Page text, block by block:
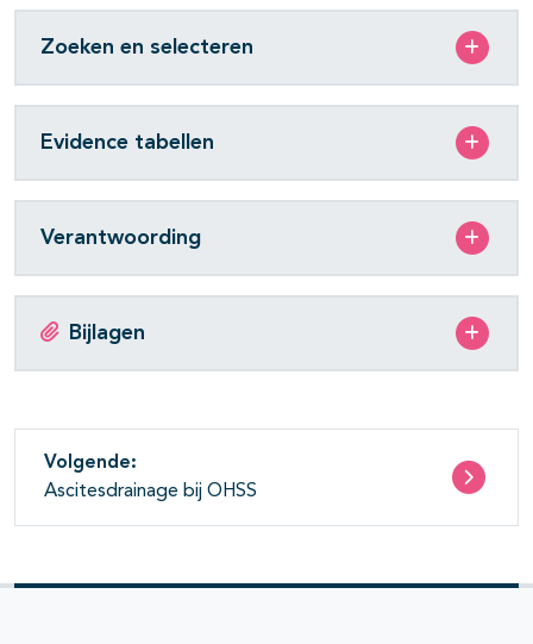
Zoeken en selecteren
Evidence tabellen
Verantwoording
Bijlagen
Volgende:
Ascitesdrainage bij OHSS